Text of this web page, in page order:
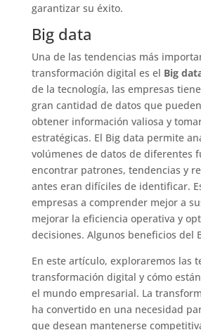
garantizar su éxito.
Big data
Una de las tendencias más
transformación digital es el Big
de la tecnología, las empresas
gran cantidad de datos que
obtener información valiosa y
estratégicas. El Big data permite
volúmenes de datos de diferentes
encontrar patrones, tendencias y
antes eran difíciles de identificar.
empresas a comprender mejor a
mejorar la eficiencia operativa y
decisiones. Algunos beneficios del
En este artículo, exploraremos las
transformación digital y cómo
el mundo empresarial. La
ha convertido en una necesidad
que desean mantenerse